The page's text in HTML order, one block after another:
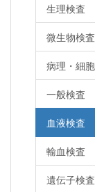
生理検査
微生物検査
病理・細
一般検査
血液検査
輸血検査
遺伝子検査